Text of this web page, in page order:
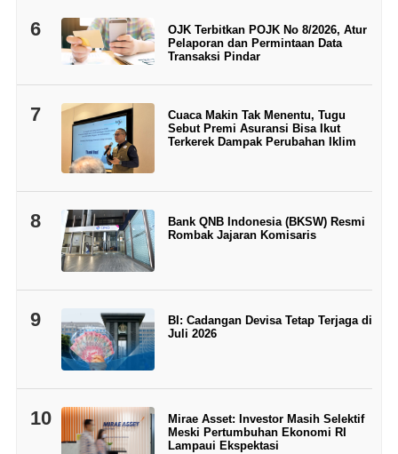
6
OJK Terbitkan POJK No 8/2026, Atur
Pelaporan dan Permintaan Data
Transaksi Pindar
7
Cuaca Makin Tak Menentu, Tugu
Sebut Premi Asuransi Bisa Ikut
Terkerek Dampak Perubahan Iklim
8
Bank QNB Indonesia (BKSW) Resmi
Rombak Jajaran Komisaris
9
BI: Cadangan Devisa Tetap Terjaga di
Juli 2026
10
Mirae Asset: Investor Masih Selektif
Meski Pertumbuhan Ekonomi RI
Lampaui Ekspektasi